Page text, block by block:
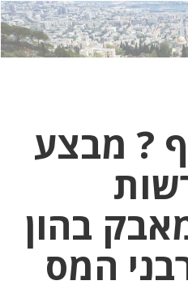
לחץ
כאן
לחץ
כדי
? מבצע
בהון
המס